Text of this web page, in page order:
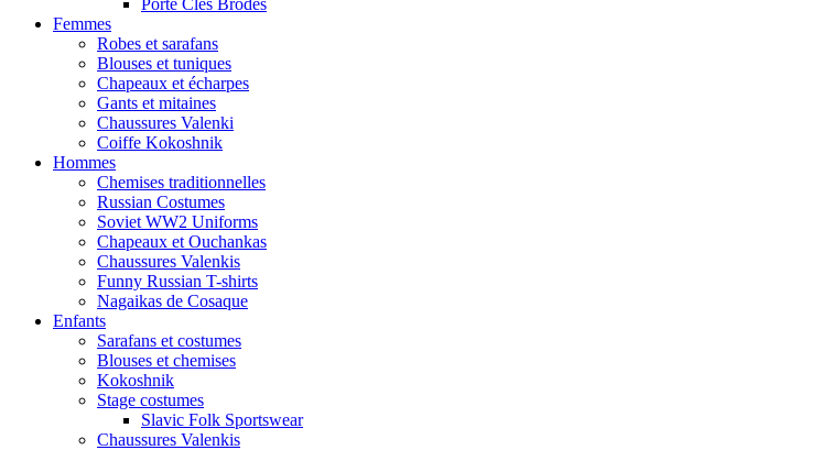
Femmes
Robes et sarafans
Blouses et tuniques
Chapeaux et écharpes
Gants et mitaines
Chaussures Valenki
Coiffe Kokoshnik
Hommes
Chemises traditionnelles
Russian Costumes
Soviet WW2 Uniforms
Chapeaux et Ouchankas
Chaussures Valenkis
Funny Russian T-shirts
Nagaikas de Cosaque
Enfants
Sarafans et costumes
Blouses et chemises
Kokoshnik
Stage costumes
Slavic Folk Sportswear
Chaussures Valenkis